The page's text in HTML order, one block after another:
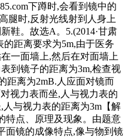
下蹲时,会看到镜中的
腿时,反射光线射到人身上
鞋。故选A。5.(2014·甘肃
距离要求为5m,由于医务
一面墙上,然后在对面墙上
到镜子的距离为3m,检查视
距离为2mB.人应面对镜而
视力表而坐,人与视力表的
与视力表的距离为3m【解
特点、原理及现象。由题意
面镜的成像特点,像与物到镜